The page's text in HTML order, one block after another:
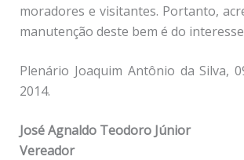
moradores e visitantes. Portanto,
manutenção deste bem é do
Plenário Joaquim Antônio da Silva,
2014.
José Agnaldo Teodoro Júnior
Vereador